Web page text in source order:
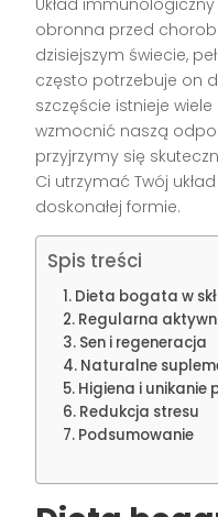
Układ
obronna przed
dzisiejszym świecie,
często potrzebuje on
szczęście istnieje
wzmocnić naszą
przyjrzymy się
Ci utrzymać Twój
doskonałej formie.
Spis treści
Dieta bogata w
Regularna
Sen i regeneracja
Naturalne
Higiena i unikanie
Redukcja stresu
Podsumowanie